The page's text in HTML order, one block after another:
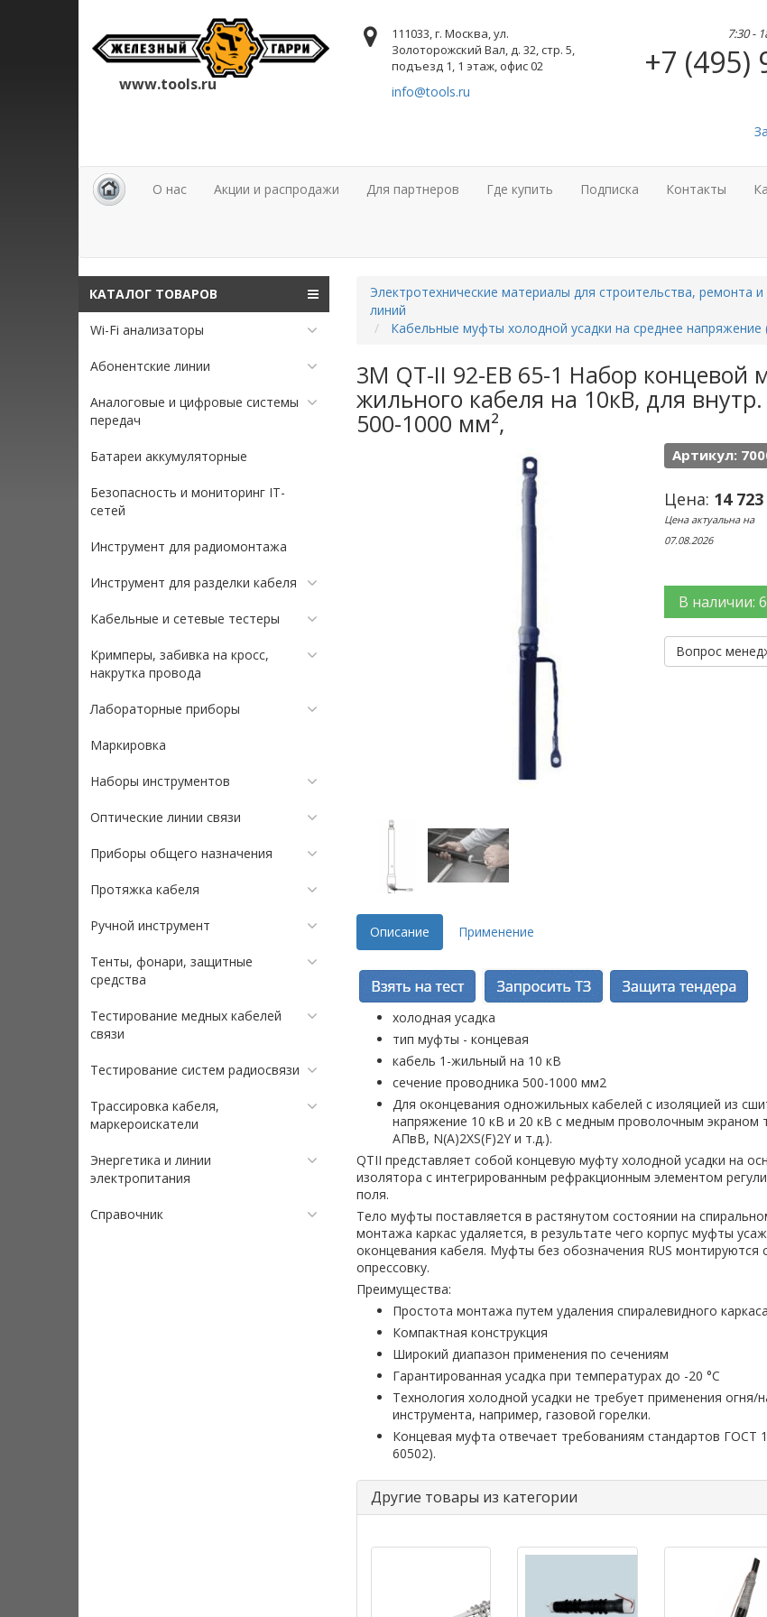
www.tools.ru
111033, г. Москва, ул.
Золоторожский Вал, д. 32, стр. 5,
подъезд 1, 1 этаж, офис 02
info@tools.ru
7:30 -
+7 (495)
О нас Акции и распродажи Для партнеров Где купить Подписка Контакты
КАТАЛОГ ТОВАРОВ
Wi-Fi анализаторы
Абонентские линии
Аналоговые и цифровые системы
передач
Батареи аккумуляторные
Безопасность и мониторинг IT-
сетей
Инструмент для радиомонтажа
Инструмент для разделки кабеля
Кабельные и сетевые тестеры
Кримперы, забивка на кросс,
накрутка провода
Лабораторные приборы
Маркировка
Наборы инструментов
Оптические линии связи
Приборы общего назначения
Протяжка кабеля
Ручной инструмент
Тенты, фонари, защитные
средства
Тестирование медных кабелей
связи
Тестирование систем радиосвязи
Трассировка кабеля,
маркероискатели
Энергетика и линии
электропитания
Справочник
Электротехнические материалы для строительства, ремонта
линий
Кабельные муфты холодной усадки на среднее напряжение
3M QT-II 92-EB 65-1 Набор концевой
жильного кабеля на 10кВ, для
500-1000 мм²,
Артикул:
Цена: 14
Цена актуальна на
07.08.2026
В наличии: 6
Вопрос
Описание Применение
холодная усадка
тип муфты - концевая
кабель 1-жильный на 10 кВ
сечение проводника 500-1000 мм2
Для оконцевания одножильных кабелей с изоляцией из
напряжение 10 кВ и 20 кВ с медным проволочным
АПвВ, N(A)2XS(F)2Y и т.д.).
QTII представляет собой концевую муфту холодной усадки на
изолятора с интегрированным рефракционным элементом
поля.
Тело муфты поставляется в растянутом состоянии на
монтажа каркас удаляется, в результате чего корпус муфты
оконцевания кабеля. Муфты без обозначения RUS монтируются
опрессовку.
Преимущества:
Простота монтажа путем удаления спиралевидного каркаса
Компактная конструкция
Широкий диапазон применения по сечениям
Гарантированная усадка при температурах до -20 °С
Технология холодной усадки не требует применения огня/
инструмента, например, газовой горелки.
Концевая муфта отвечает требованиям стандартов ГОСТ
60502).
Другие товары из категории